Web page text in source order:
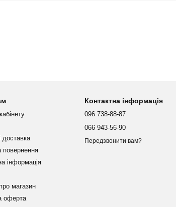
доставка
повернення
інформація
магазин
оферта
Контактна інформація
096 738-88-87
066 943-56-90
Передзвонити вам?